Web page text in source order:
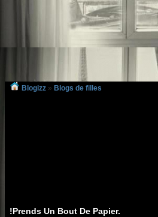
Blogizz » Blogs de filles
!Prends Un Bout De Papier.